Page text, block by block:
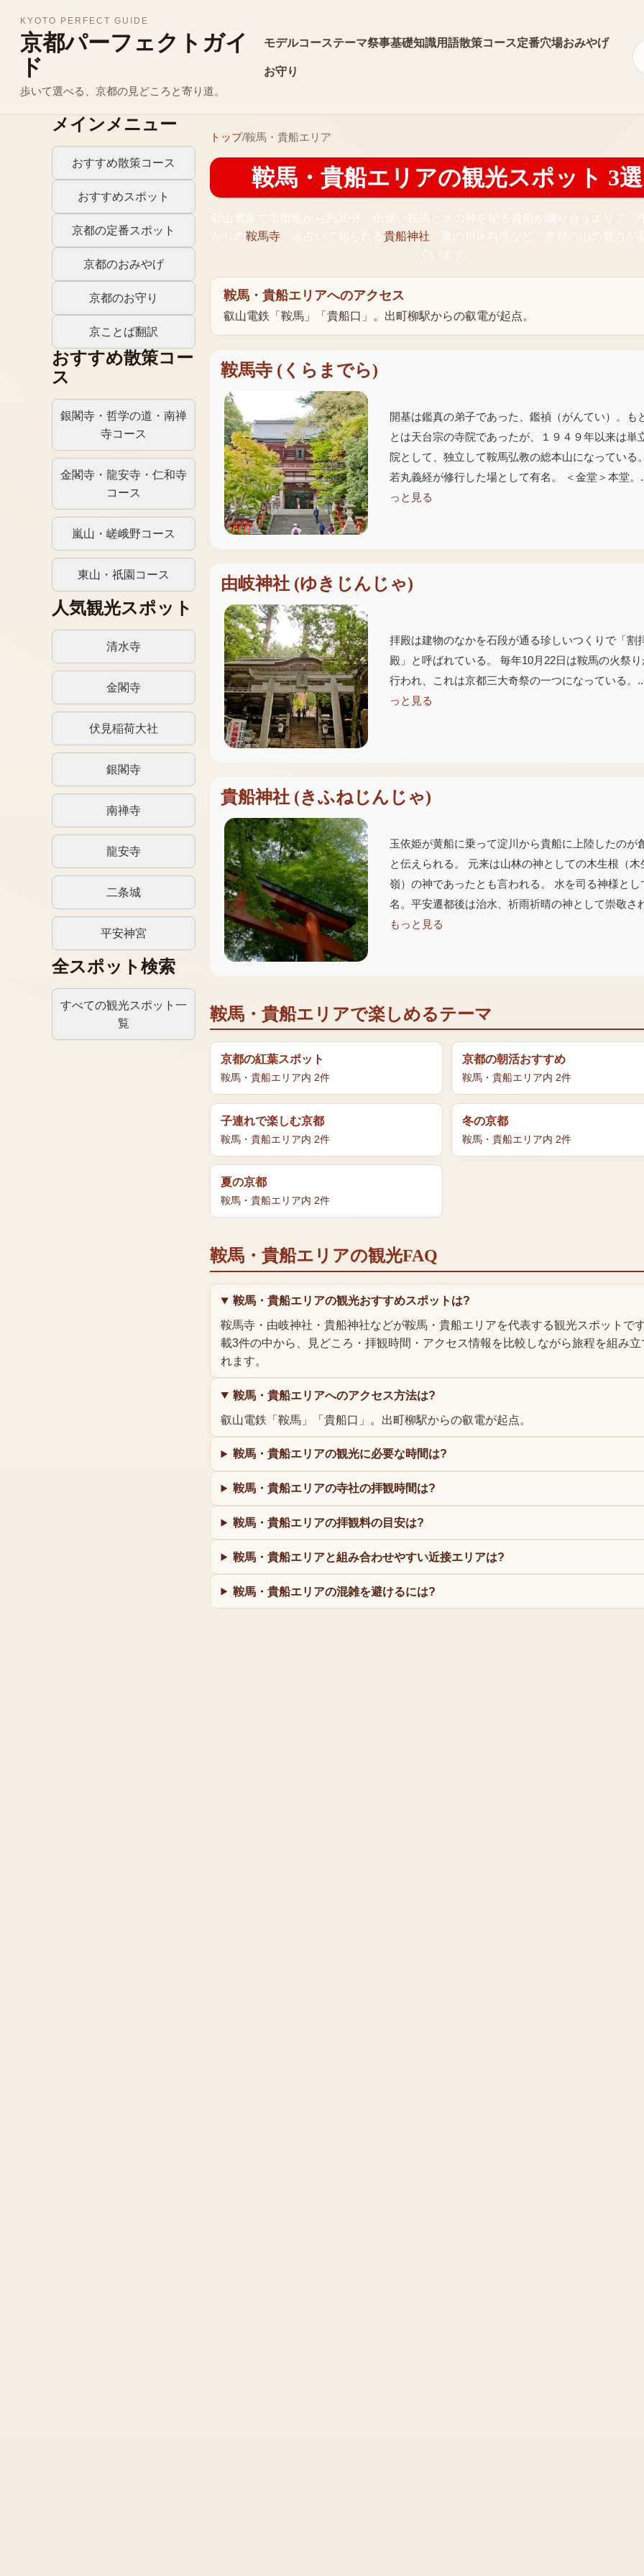
KYOTO PERFECT GUIDE
京都パーフェクトガイ
ド
歩いて選べる、京都の見どころと寄り道。
モデルコーステーマ祭事基礎知識用語散策コース定番穴場おみやげ
お守り
メインメニュー
おすすめ散策コース
おすすめスポット
京都の定番スポット
京都のおみやげ
京都のお守り
京ことば翻訳
おすすめ散策コー
ス
銀閣寺・哲学の道・南禅
寺コース
金閣寺・龍安寺・仁和寺
コース
嵐山・嵯峨野コース
東山・祇園コース
人気観光スポット
清水寺
金閣寺
伏見稲荷大社
銀閣寺
南禅寺
龍安寺
二条城
平安神宮
全スポット検索
すべての観光スポット一
覧
トップ/鞍馬・貴船エリア
鞍馬・貴船エリアの観光スポット 3選
叡山電車で市街地から約30分、山深い鞍馬と水の神を祀る貴船が隣り合うエリア。
かりの鞍馬寺 、水占いで知られる貴船神社 、夏の川床料理など、京都の山の魅力が
ています。
鞍馬・貴船エリアへのアクセス
叡山電鉄「鞍馬」「貴船口」。出町柳駅からの叡電が起点。
鞍馬寺 ( くらまでら)
開基は鑑真の弟子であった、鑑禎（がんてい）。も
とは天台宗の寺院であったが、１９４９年以来は単
院として、独立して鞍馬弘教の総本山になっている
若丸義経が修行した場として有名。 ＜金堂＞本堂。
っと見る
由岐神社 (ゆきじんじゃ)
拝殿は建物のなかを石段が通る珍しいつくりで「割
殿」と呼ばれている。 毎年10月22日は鞍馬の火祭り
行われ、これは京都三大奇祭の一つになっている。
っと見る
貴船神社 (きふねじんじゃ)
玉依姫が黄船に乗って淀川から貴船に上陸したのが
と伝えられる。 元来は山林の神としての木生根（木
嶺）の神であったとも言われる。 水を司る神様とし
名。平安遷都後は治水、祈雨祈晴の神として崇敬さ
もっと見る
鞍馬・貴船エリアで楽しめるテーマ
京都の紅葉スポット
鞍馬・貴船エリア内 2件
京都の朝活おすすめ
鞍馬・貴船エリア内 2件
子連れで楽しむ京都
鞍馬・貴船エリア内 2件
冬の京都
鞍馬・貴船エリア内 2件
夏の京都
鞍馬・貴船エリア内2件
鞍馬・貴船エリアの観光FAQ
鞍馬・貴船エリアの観光おすすめスポットは?
鞍馬寺・由岐神社・貴船神社などが鞍馬・貴船エリアを代表する観光スポットで
載3件の中から、見どころ・拝観時間・アクセス情報を比較しながら旅程を組み立
れます。
鞍馬・貴船エリアへのアクセス方法は?
叡山電鉄「鞍馬」「貴船口」。出町柳駅からの叡電が起点。
鞍馬・貴船エリアの観光に必要な時間は?
鞍馬・貴船エリアの寺社の拝観時間は?
鞍馬・貴船エリアの拝観料の目安は?
鞍馬・貴船エリアと組み合わせやすい近接エリアは?
鞍馬・貴船エリアの混雑を避けるには?